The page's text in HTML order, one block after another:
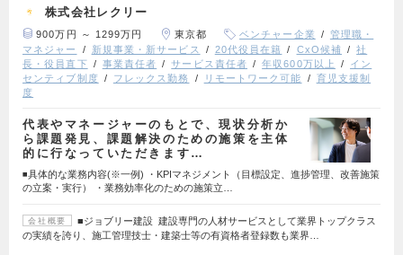
株式会社レクリー
900万円 ～ 1299万円 東京都 ベンチャー企業
管理職・
マネジャー
新規事業・新サービス 20代役員在籍 CxO候補
社
長・役員直下
事業責任者 サービス責任者 年収600万以上
イン
センティブ制度
フレックス勤務 リモートワーク可能
育児支援制
度
代表やマネージャーのもとで、現状分析か
ら課題発見、課題解決のための施策を主体
的に行なっていただきます…
◾️具体的な業務内容(※一例) ・KPIマネジメント（目標設定、進捗管理、改善施策
の立案・実行） ・業務効率化のための施策立…
会社概要
■ジョブリー建設 建設専門の人材サービスとして業界トップクラス
の実績を誇り、施工管理技士・建築士等の有資格者登録数も業界…